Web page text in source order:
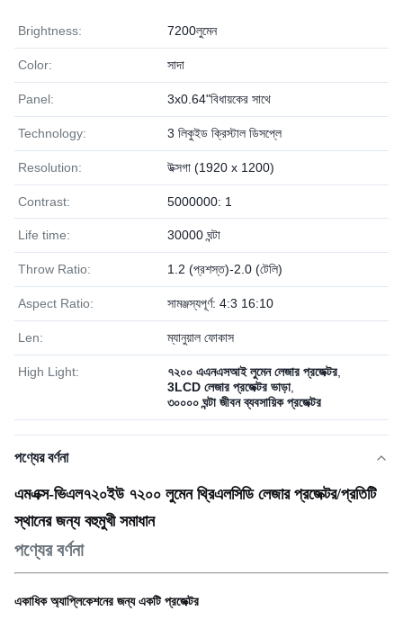
Brightness: 7200লুমেন
Color: সাদা
Panel: 3x0.64"বিধায়কের সাথে
Technology: 3 লিকুইড ক্রিস্টাল ডিসপ্লে
Resolution: উক্সগা (1920 x 1200)
Contrast: 5000000: 1
Life time: 30000 ঘন্টা
Throw Ratio: 1.2 (প্রশস্ত)-2.0 (টেলি)
Aspect Ratio: সামঞ্জস্যপূর্ণ: 4:3 16:10
Len: ম্যানুয়াল ফোকাস
High Light: ৭২০০ এএনএসআই লুমেন লেজার প্রজেক্টর
3LCD লেজার প্রজেক্টর ভাড়া,
৩০০০০ ঘন্টা জীবন ব্যবসায়িক প্রজেক্টর
পণ্যের বর্ণনা
এমএক্স-ভিএল৭২০ইউ ৭২০০ লুমেন থ্রিএলসিডি লেজার প্রজেক্টর/প্রতিটি
স্থানের জন্য বহুমুখী সমাধান
পণ্যের বর্ণনা
একাধিক অ্যাপ্লিকেশনের জন্য একটি প্রজেক্টর